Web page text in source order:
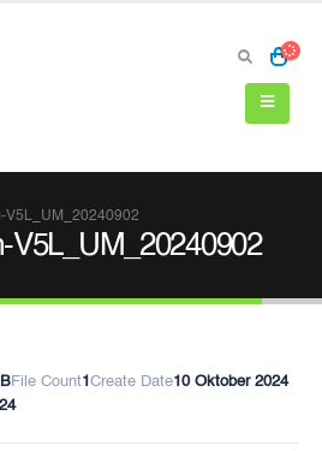
V5L_UM_20240902
V5L_UM_20240902
File Count1 Create Date10 Oktober 2024